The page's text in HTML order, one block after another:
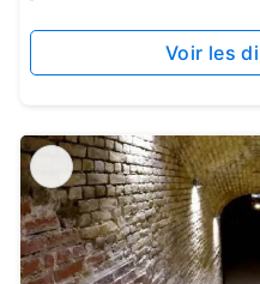
Voir les